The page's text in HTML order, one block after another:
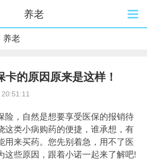
养老
养老
的原因原来是这样！
，自然是想要享受医保的报销待
这类小病购药的便捷，谁承想，有
用来买药。您先别着急，用不了医
这些原因，跟着小诺一起来了解吧!